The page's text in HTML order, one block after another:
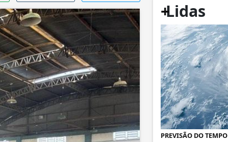
+
Lidas
PREVISÃO DO TEMPO